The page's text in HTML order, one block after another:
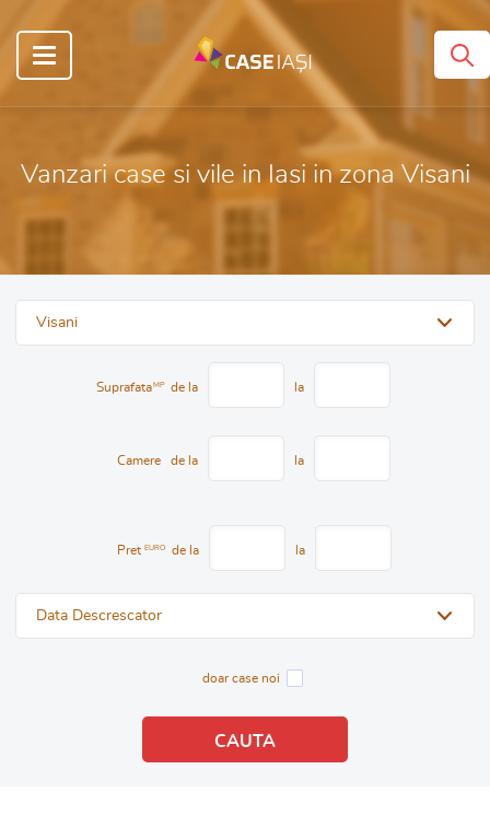
Vanzari case si vile in Iasi in zona Visani
Visani
Suprafata MP de la la
Camere de la la
Pret EURO de la la
Data Descrescator
doar case noi